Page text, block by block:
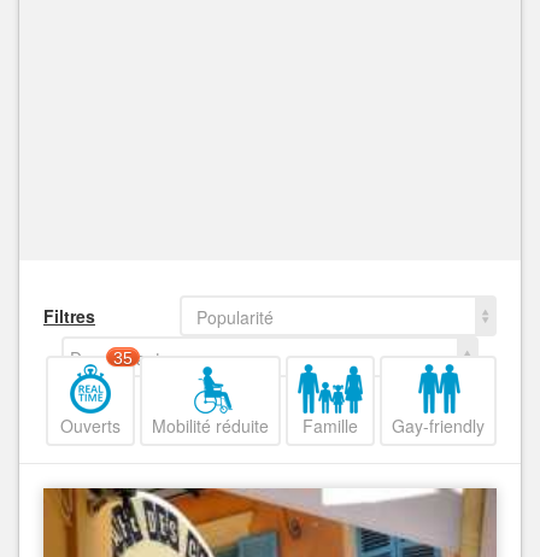
Filtres
Popularité
Decroissant
Ouverts
35
Mobilité réduite Famille Gay-friendly